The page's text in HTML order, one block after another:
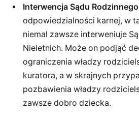
Interwencja Sądu
odpowiedzialności karnej, w
niemal zawsze interweniuje
Nieletnich. Może on podjąć
ograniczenia władzy
kuratora, a w skrajnych
pozbawienia władzy
zawsze dobro dziecka.